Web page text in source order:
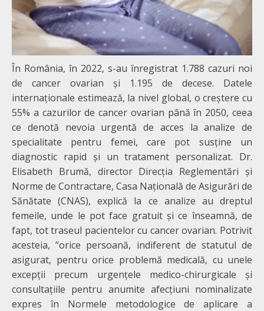
În România, în 2022, s-au înregistrat 1.788 cazuri noi
de cancer ovarian și 1.195 de decese. Datele
internaționale estimează, la nivel global, o creștere cu
55% a cazurilor de cancer ovarian până în 2050, ceea
ce denotă nevoia urgentă de acces la analize de
specialitate pentru femei, care pot susține un
diagnostic rapid și un tratament personalizat. Dr.
Elisabeth Brumă, director Direcţia Reglementări şi
Norme de Contractare, Casa Națională de Asigurări de
Sănătate (CNAS), explică la ce analize au dreptul
femeile, unde le pot face gratuit și ce înseamnă, de
fapt, tot traseul pacientelor cu cancer ovarian. Potrivit
acesteia, ”orice persoană, indiferent de statutul de
asigurat, pentru orice problemă medicală, cu unele
excepții precum urgențele medico-chirurgicale și
consultațiile pentru anumite afecțiuni nominalizate
expres în Normele metodologice de aplicare a